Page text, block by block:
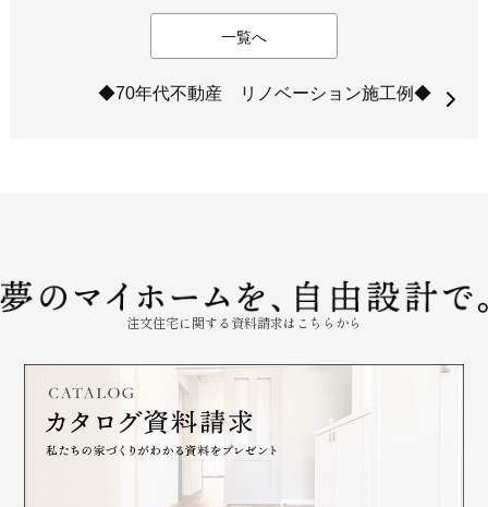
一覧へ
◆70年代不動産 リノベーション施工例◆
注文住宅に関する資料請求はこちらから